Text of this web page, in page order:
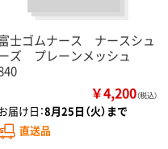
士ゴムナース ナースシュ
ズ プレーンメッシュ
￥4,200（税込）
届け日：8月25日（火）まで
直送品